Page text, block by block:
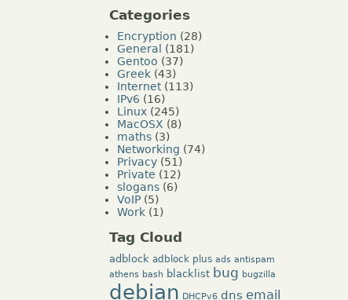
Categories
Encryption (28)
General
(181)
Gentoo (37)
Greek(43)
Internet(113)
IPv6 (16)
Linux(245)
MacOSX (8)
maths(3)
Networking (74)
Privacy(51)
Private (12)
slogans(6)
VoIP(5)
Work(1)
Tag Cloud
adblock adblock plus ads antispam
athens bash blacklist bug bugzilla
debian DHCPv6 dns email